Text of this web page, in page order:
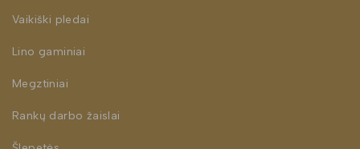
Vaikiški pledai
Lino gaminiai
Megztiniai
Rankų darbo žaislai